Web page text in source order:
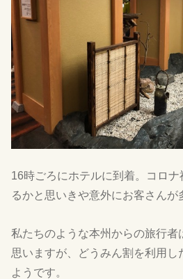
16時ごろにホテルに到着。コロ
るかと思いきや意外にお客さんが
私たちのような本州からの旅行者
思いますが、どうみん割を利用し
ようです。